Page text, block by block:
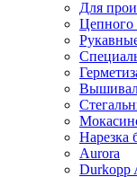
Для
Цепного
Нарезка
Aurora
Durkopp